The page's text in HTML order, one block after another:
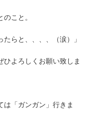
こと。
たらと、、、、（涙）」
ひよろしくお願い致しま
は「ガンガン」行きま